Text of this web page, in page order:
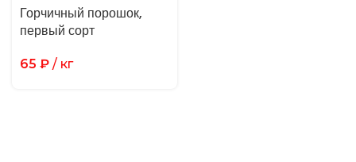
Горчичный порошок,
первый сорт
65 ₽ / кг